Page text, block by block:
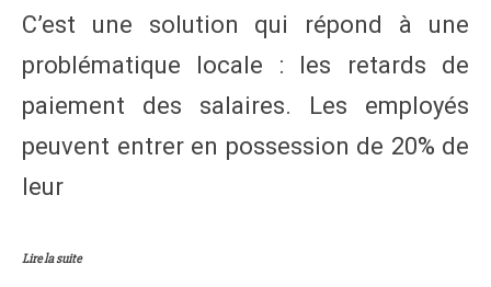
C’est une solution qui répond à une
problématique locale : les retards de
paiement des salaires. Les employés
peuvent entrer en possession de 20% de
leur
Lire la suite